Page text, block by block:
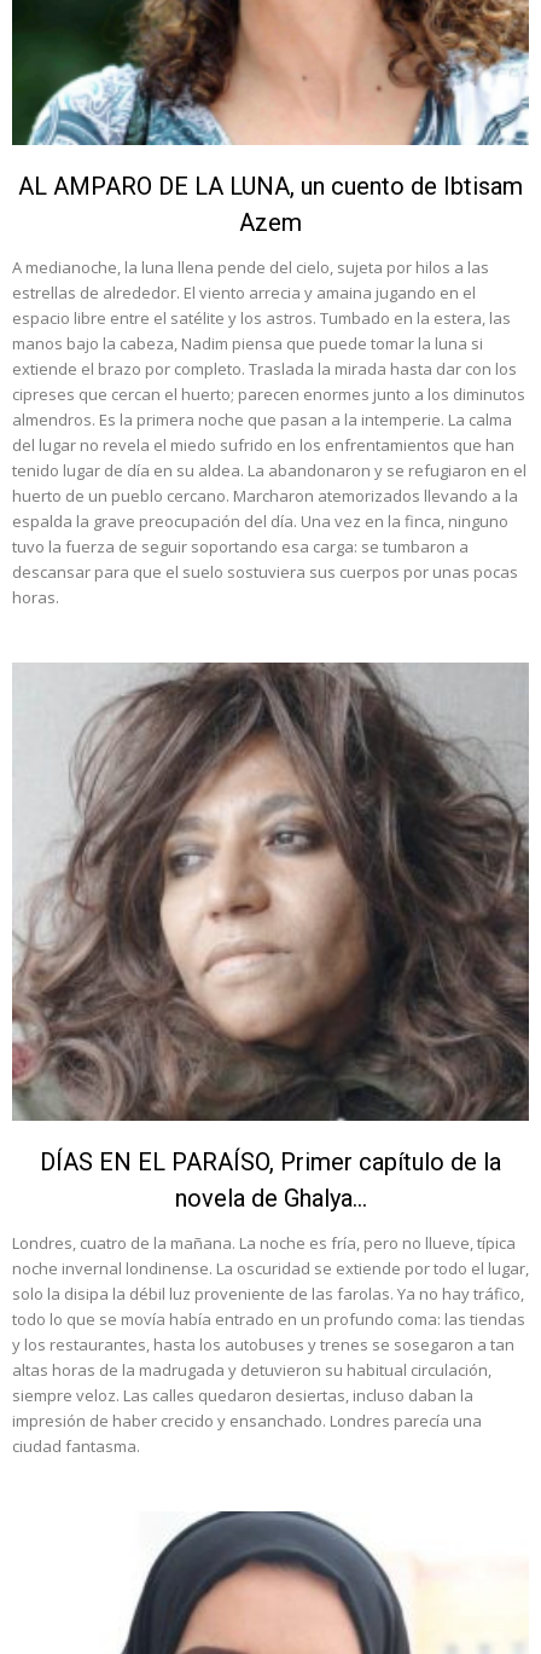
AL AMPARO DE LA LUNA, un cuento de Ibtisam
Azem
A medianoche, la luna llena pende del cielo, sujeta por hilos a las
estrellas de alrededor. El viento arrecia y amaina jugando en el
espacio libre entre el satélite y los astros. Tumbado en la estera, las
manos bajo la cabeza, Nadim piensa que puede tomar la luna si
extiende el brazo por completo. Traslada la mirada hasta dar con los
cipreses que cercan el huerto; parecen enormes junto a los diminutos
almendros. Es la primera noche que pasan a la intemperie. La calma
del lugar no revela el miedo sufrido en los enfrentamientos que han
tenido lugar de día en su aldea. La abandonaron y se refugiaron en el
huerto de un pueblo cercano. Marcharon atemorizados llevando a la
espalda la grave preocupación del día. Una vez en la finca, ninguno
tuvo la fuerza de seguir soportando esa carga: se tumbaron a
descansar para que el suelo sostuviera sus cuerpos por unas pocas
horas.
DÍAS EN EL PARAÍSO, Primer capítulo de la
novela de Ghalya...
Londres, cuatro de la mañana. La noche es fría, pero no llueve, típica
noche invernal londinense. La oscuridad se extiende por todo el lugar,
solo la disipa la débil luz proveniente de las farolas. Ya no hay tráfico,
todo lo que se movía había entrado en un profundo coma: las tiendas
y los restaurantes, hasta los autobuses y trenes se sosegaron a tan
altas horas de la madrugada y detuvieron su habitual circulación,
siempre veloz. Las calles quedaron desiertas, incluso daban la
impresión de haber crecido y ensanchado. Londres parecía una
ciudad fantasma.